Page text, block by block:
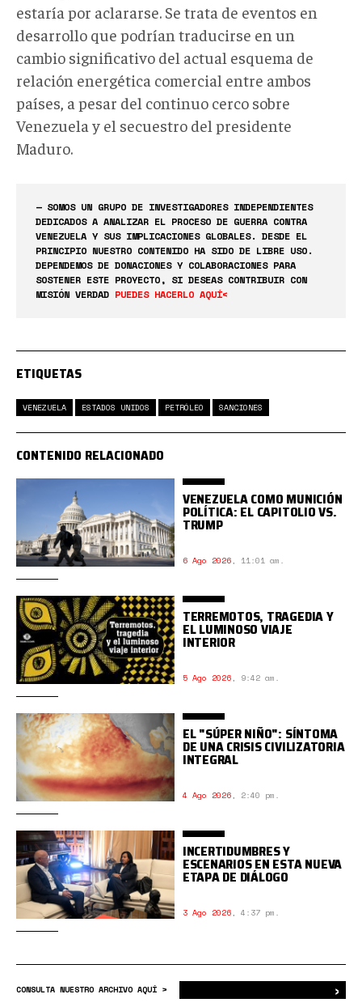
estaría por aclararse. Se trata de eventos en
desarrollo que podrían traducirse en un
cambio significativo del actual esquema de
relación energética comercial entre ambos
países, a pesar del continuo cerco sobre
Venezuela y el secuestro del presidente
Maduro.
— SOMOS UN GRUPO DE INVESTIGADORES INDEPENDIENTES
DEDICADOS A ANALIZAR EL PROCESO DE GUERRA CONTRA
VENEZUELA Y SUS IMPLICACIONES GLOBALES. DESDE EL
PRINCIPIO NUESTRO CONTENIDO HA SIDO DE LIBRE USO.
DEPENDEMOS DE DONACIONES Y COLABORACIONES PARA
SOSTENER ESTE PROYECTO, SI DESEAS CONTRIBUIR CON
MISIÓN VERDAD PUEDES HACERLO AQUÍ<
ETIQUETAS
VENEZUELA ESTADOS UNIDOS PETRÓLEO SANCIONES
CONTENIDO RELACIONADO
VENEZUELA COMO MUNICIÓN
POLÍTICA: EL CAPITOLIO VS.
TRUMP
6 Ago 2026, 11:01 am.
TERREMOTOS, TRAGEDIA Y
EL LUMINOSO VIAJE
INTERIOR
5 Ago 2026, 9:42 am.
EL "SÚPER NIÑO": SÍNTOMA
DE UNA CRISIS CIVILIZATORIA
INTEGRAL
4 Ago 2026, 2:40 pm.
INCERTIDUMBRES Y
ESCENARIOS EN ESTA NUEVA
ETAPA DE DIÁLOGO
3 Ago 2026, 4:37 pm.
CONSULTA NUESTRO ARCHIVO AQUÍ > ›